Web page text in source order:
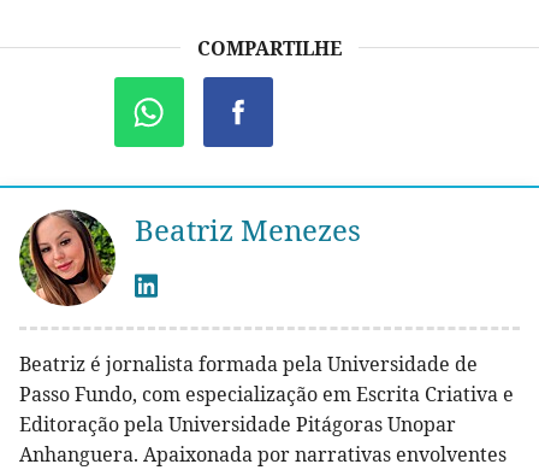
COMPARTILHE
Beatriz Menezes
Beatriz é jornalista formada pela Universidade de
Passo Fundo, com especialização em Escrita Criativa e
Editoração pela Universidade Pitágoras Unopar
Anhanguera. Apaixonada por narrativas envolventes